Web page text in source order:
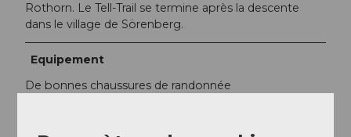
Rothorn. Le Tell-Trail se termine après la descente
dans le village de Sörenberg.
Equipement
De bonnes chaussures de randonnée